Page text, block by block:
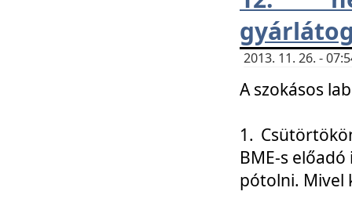
2013. 11. 26. -
A szokásos
1.
BME-s
pótolni. Mivel